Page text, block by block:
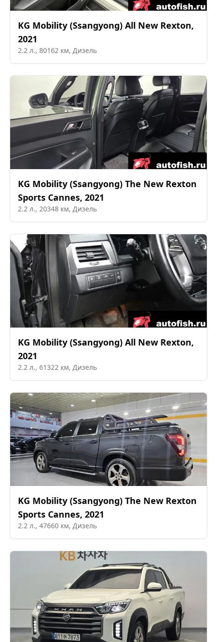
KG Mobility (Ssangyong) All New Rexton,
2021
2.2 л., 80162 км, Дизель
KG Mobility (Ssangyong) The New Rexton
Sports Cannes, 2021
2.2 л., 20348 км, Дизель
KG Mobility (Ssangyong) All New Rexton,
2021
2.2 л., 61322 км, Дизель
KG Mobility (Ssangyong) The New Rexton
Sports Cannes, 2021
2.2 л., 47660 км, Дизель